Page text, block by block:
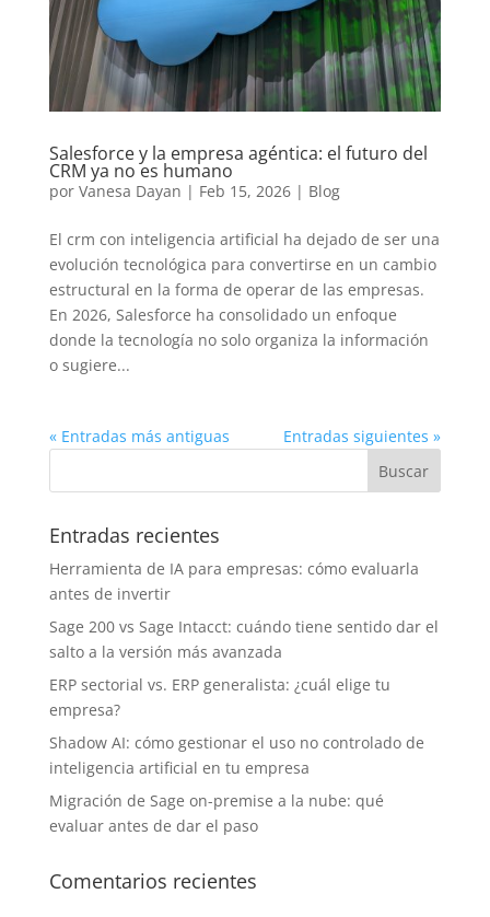
Salesforce y la empresa agéntica: el futuro del
CRM ya no es humano
por Vanesa Dayan | Feb 15, 2026| Blog
El crm con inteligencia artificial ha dejado de ser una
evolución tecnológica para convertirse en un cambio
estructural en la forma de operar de las empresas.
En 2026, Salesforce ha consolidado un enfoque
donde la tecnología no solo organiza la información
o sugiere...
« Entradas más antiguas Entradas siguientes »
Entradas recientes
Herramienta de IA para empresas: cómo evaluarla
antes de invertir
Sage 200 vs Sage Intacct: cuándo tiene sentido dar el
salto a la versión más avanzada
ERP sectorial vs. ERP generalista: ¿cuál elige tu
empresa?
Shadow AI: cómo gestionar el uso no controlado de
inteligencia artificial en tu empresa
Migración de Sage on-premise a la nube: qué
evaluar antes de dar el paso
Comentarios recientes